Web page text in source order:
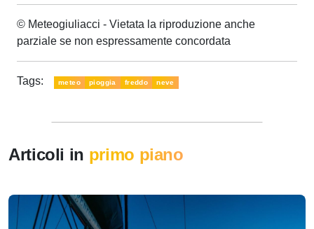
© Meteogiuliacci - Vietata la riproduzione anche
parziale se non espressamente concordata
Tags: meteo pioggia freddo neve
Articoli in primo piano